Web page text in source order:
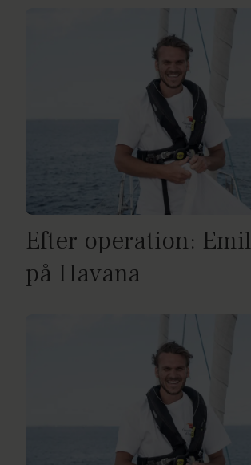
Efter operation:
på Havana